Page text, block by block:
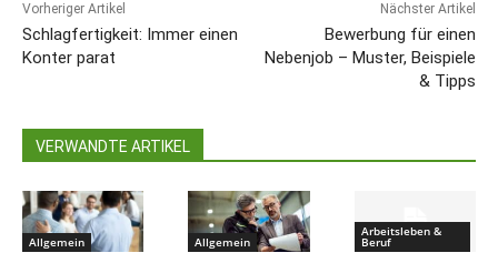
Vorheriger Artikel
Schlagfertigkeit: Immer einen
Konter parat
Nächster Artikel
Bewerbung für einen
Nebenjob – Muster, Beispiele
& Tipps
VERWANDTE ARTIKEL
Allgemein Allgemein
Arbeitsleben &
Beruf